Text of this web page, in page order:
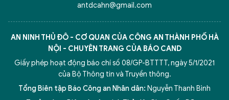
antdcahn@gmail.com
AN NINH THỦ ĐÔ - CƠ QUAN CỦA CÔNG AN THÀNH PHỐ HÀ
NỘI - CHUYÊN TRANG CỦA BÁO CAND
Giấy phép hoạt động báo chí số 08/GP-BTTTT, ngày 5/1/2021
của Bộ Thông tin và Truyền thông.
Tổng Biên tập Báo Công an Nhân dân: Nguyễn Thanh Bình